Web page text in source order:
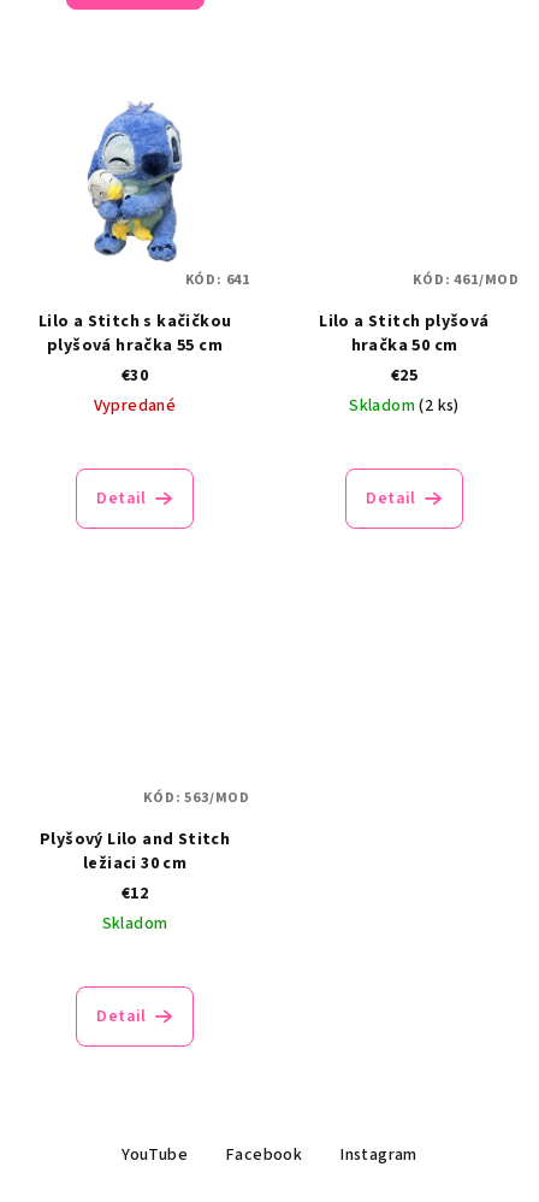
Lilo a Stitch s kačičkou
plyšová hračka 55 cm
€30
Vypredané
Detail
KÓD: 641
Lilo a Stitch plyšová
hračka 50 cm
€25
Skladom(2 ks)
Detail
KÓD:461/MOD
Plyšový Lilo and Stitch
ležiaci 30 cm
€12
Skladom
Detail
KÓD:563/MOD
YouTube Facebook Instagram